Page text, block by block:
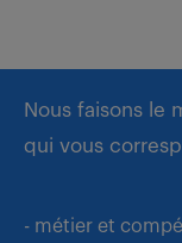
Nous faisons le
qui vous
- métier et